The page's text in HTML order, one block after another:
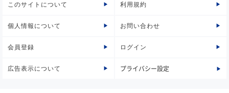
このサイトについて 利用規約
個人情報について お問い合わせ
会員登録 ログイン
広告表示について プライバシー設定